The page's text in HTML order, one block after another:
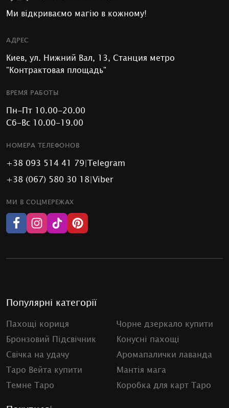
Ми відкриваємо магію в кожному!
АДРЕС
Киев, ул. Нижний Вал, 13, Станция метро
"Контрактовая площадь"
ВРЕМЯ РАБОТЫ
Пн-Пт 10.00-20.00
Сб-Вс 10.00-19.00
НОМЕРА ТЕЛЕФОНОВ
+38 093 514 41 79|Telegram
+38 (067) 580 30 18|Viber
МИ В СОЦМЕРЕЖАХ
Популярні категорії
Пахощі кориця
Чорне дзеркало купити
Бронзовий Підсвічник
Конусні пахощі
Свічка на удачу
Аромапалички лаванда
Таро Вейта купити
Мантія мага
Темне Таро
Коробка для карт Таро